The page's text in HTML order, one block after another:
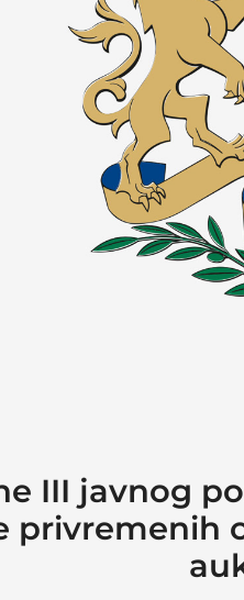
III javnog
privremenih